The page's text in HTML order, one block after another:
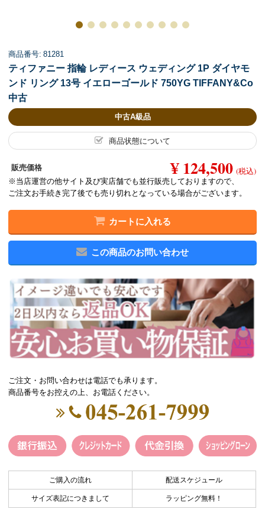
商品番号: 81281
ティファニー 指輪 レディース ウェディング 1P ダイヤモ
ンド リング 13号 イエローゴールド 750YG TIFFANY&Co
中古
中古A級品
商品状態について
販売価格 ¥ 124,500 (税込)
※当店運営の他サイト及び実店舗でも並行販売しておりますので、
ご注文お手続き完了後でも売り切れとなっている場合がございます。
カートに入れる
この商品のお問い合わせ
ご注文・お問い合わせは電話でも承ります。
商品番号をお控えの上、お電話ください。
ご購入の流れ 配送スケジュール
サイズ表記につきまして ラッピング無料！